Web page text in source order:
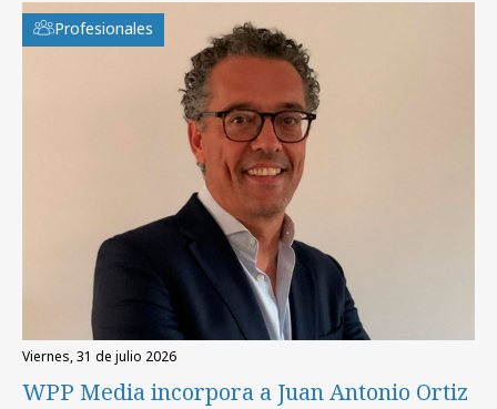
Profesionales
viernes, 31 de julio 2026
WPP Media incorpora a Juan Antonio Ortiz